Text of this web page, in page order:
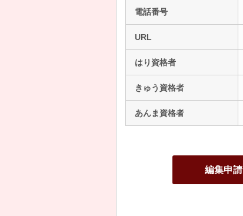
電話番号
URL
はり資格者
きゅう資格者
あんま資格者
編集申請